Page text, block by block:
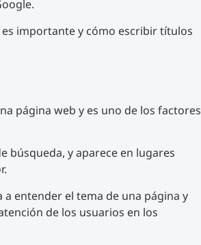
importante y cómo escribir títulos
página web y es uno de los factores
búsqueda, y aparece en lugares
entender el tema de una página y
de los usuarios en los